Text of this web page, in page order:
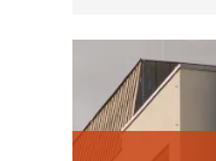
navigace